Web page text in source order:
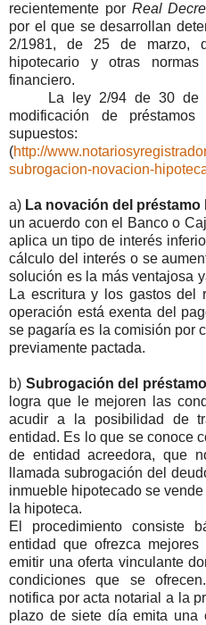
recientemente por Real
por el que se desarrollan
2/1981, de 25 de marzo,
hipotecario y otras
financiero.
La ley 2/94 de 30 de
modificación de
supuestos:
(http://
subrogacion-novacion-
a) La novación del
un acuerdo con el Banco o
aplica un tipo de interés
cálculo del interés o se
solución es la más ventajosa
La escritura y los gastos del
operación está exenta del
se pagaría es la comisión por
previamente pactada.
b) Subrogación del
logra que le mejoren las
acudir a la posibilidad de
entidad. Es lo que se conoce
de entidad acreedora, que
llamada subrogación del
inmueble hipotecado se
la hipoteca.
El procedimiento consiste
entidad que ofrezca
emitir una oferta vinculante
condiciones que se
notifica por acta notarial a la
plazo de siete día emita una